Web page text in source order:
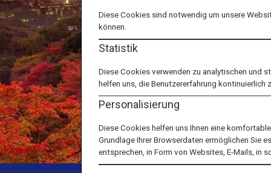
Diese Cookies sind notwendig um unsere
können.
Statistik
Diese Cookies verwenden zu analytischen und
helfen uns, die Benutzererfahrung kontinuierlich
Personalisierung
Diese Cookies helfen uns Ihnen eine
Grundlage Ihrer Browserdaten ermöglichen Sie
entsprechen, in Form von Websites, E-Mails, in